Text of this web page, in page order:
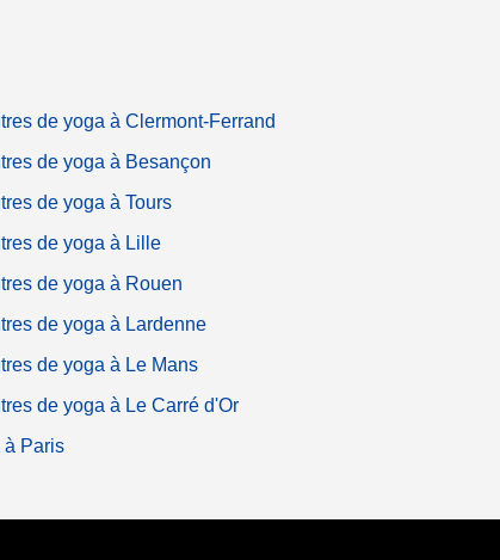
de yoga à Clermont-Ferrand
de yoga à Besançon
de yoga à Tours
de yoga à Lille
de yoga à Rouen
de yoga à Lardenne
de yoga à Le Mans
de yoga à Le Carré d'Or
à Paris